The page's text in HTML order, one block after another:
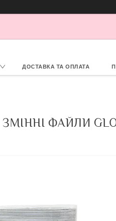
ДОСТАВКА ТА ОПЛАТА
ЗМІННІ ФАЙЛИ